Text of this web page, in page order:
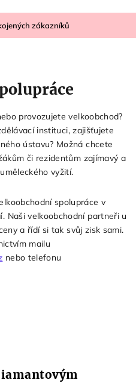
zákazníků
provozujete velkoobchod?
instituci, zajišťujete
ústavu? Možná chcete
či rezidentům zajímavý a
vyžití.
spolupráce v
. Naši velkoobchodní partneři u
a řídí si tak svůj zisk sami.
mailu
nebo telefonu